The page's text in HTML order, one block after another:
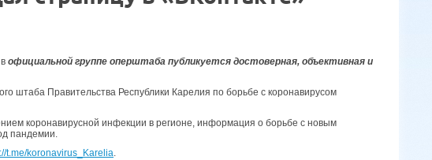
официальной группе оперштаба публикуется достоверная, объективная и
штаба Правительства Республики Карелия по борьбе с коронавирусом
коронавирусной инфекции в регионе, информация о борьбе с новым
пандемии.
t.me/koronavirus_Karelia.